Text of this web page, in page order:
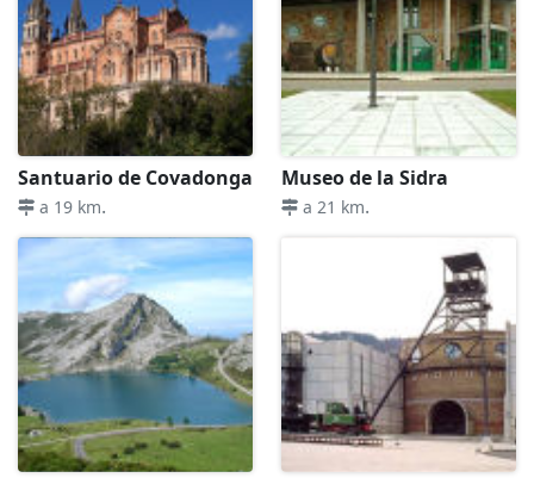
Santuario de Covadonga
a 19 km.
Museo de la Sidra
a 21 km.